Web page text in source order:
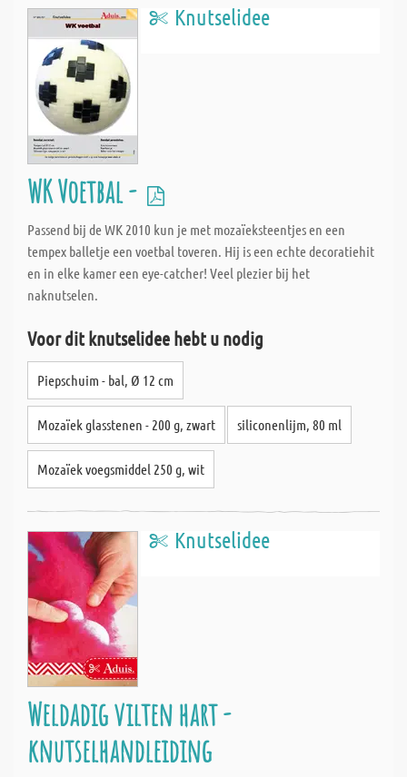
Knutselidee
WK Voetbal -
Passend bij de WK 2010 kun je met mozaïeksteentjes en een
tempex balletje een voetbal toveren. Hij is een echte decoratiehit
en in elke kamer een eye-catcher! Veel plezier bij het
naknutselen.
Voor dit knutselidee hebt u nodig
Piepschuim - bal, Ø 12 cm
Mozaïek glasstenen - 200 g, zwart siliconenlijm, 80 ml
Mozaïek voegsmiddel 250 g, wit
Knutselidee
Weldadig vilten hart -
knutselhandleiding